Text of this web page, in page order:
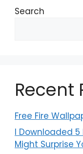
Search
Recent
Free Fire
I Downloaded 5
Might Surprise